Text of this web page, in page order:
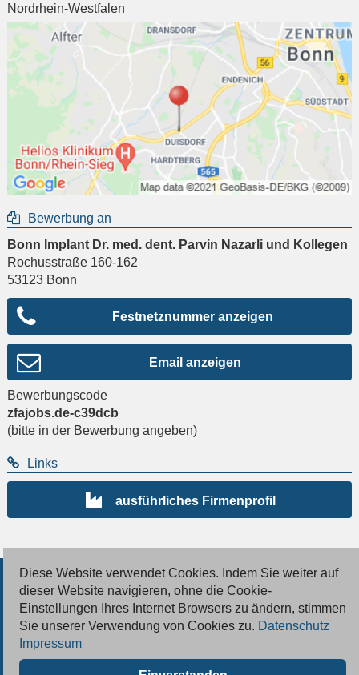
Nordrhein-Westfalen
Bewerbung an
Bonn Implant Dr. med. dent. Parvin Nazarli und Kollegen
Rochusstraße 160-162
53123 Bonn
Festnetznummer anzeigen
Email anzeigen
Bewerbungscode
zfajobs.de-c39dcb
(bitte in der Bewerbung angeben)
Links
ausführliches Firmenprofil
© 2026 Deutsche Jobmarkt GmbH
Inserieren
Kontakt
Diese Website verwendet Cookies. Indem Sie weiter auf
dieser Website navigieren, ohne die Cookie-
Einstellungen Ihres Internet Browsers zu ändern, stimmen
Sie unserer Verwendung von Cookies zu. Datenschutz
Impressum